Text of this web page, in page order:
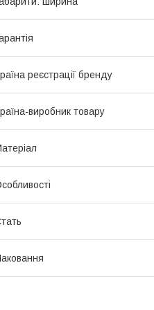
реєстрації бренду
виробник товару